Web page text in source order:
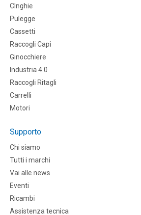
CInghie
Pulegge
Cassetti
Raccogli Capi
Ginocchiere
Industria 4.0
Raccogli Ritagli
Carrelli
Motori
Supporto
Chi siamo
Tutti i marchi
Vai alle news
Eventi
Ricambi
Assistenza tecnica